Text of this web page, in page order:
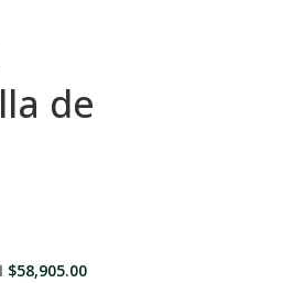
de
$58,905.00